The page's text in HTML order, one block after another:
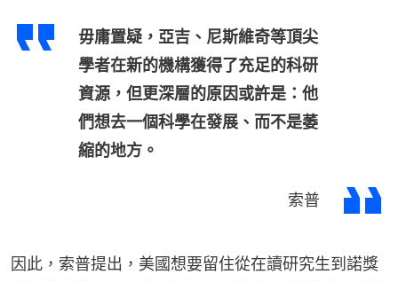
毋庸置疑，亞吉、尼斯維奇等頂尖
學者在新的機構獲得了充足的科研
資源，但更深層的原因或許是：他
們想去一個科學在發展、而不是萎
縮的地方。
索普
因此，索普提出，美國想要留住從在讀研究生到諾獎